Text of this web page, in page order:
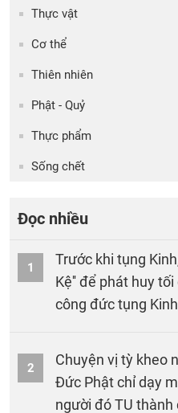
Thực vật
Cơ thể
Thiên nhiên
Phật - Quỷ
Thực phẩm
Sống chết
Đọc nhiều
1
Trước khi tụng
Kệ'' để phát huy
công đức tụng
2
Chuyện vị tỳ kheo
Đức Phật chỉ dạy
người đó TU thành